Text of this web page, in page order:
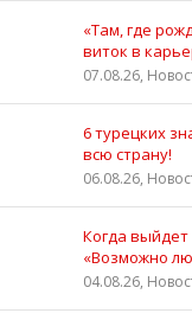
«Там, где
виток в
07.08.26,
6 турецких
всю страну!
06.08.26,
Когда выйдет
«Возможно
04.08.26,